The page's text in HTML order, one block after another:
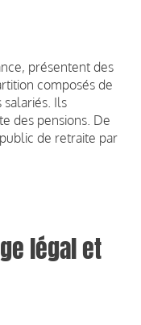
présentent des
composés de
Ils
des pensions. De
de retraite par
légal et